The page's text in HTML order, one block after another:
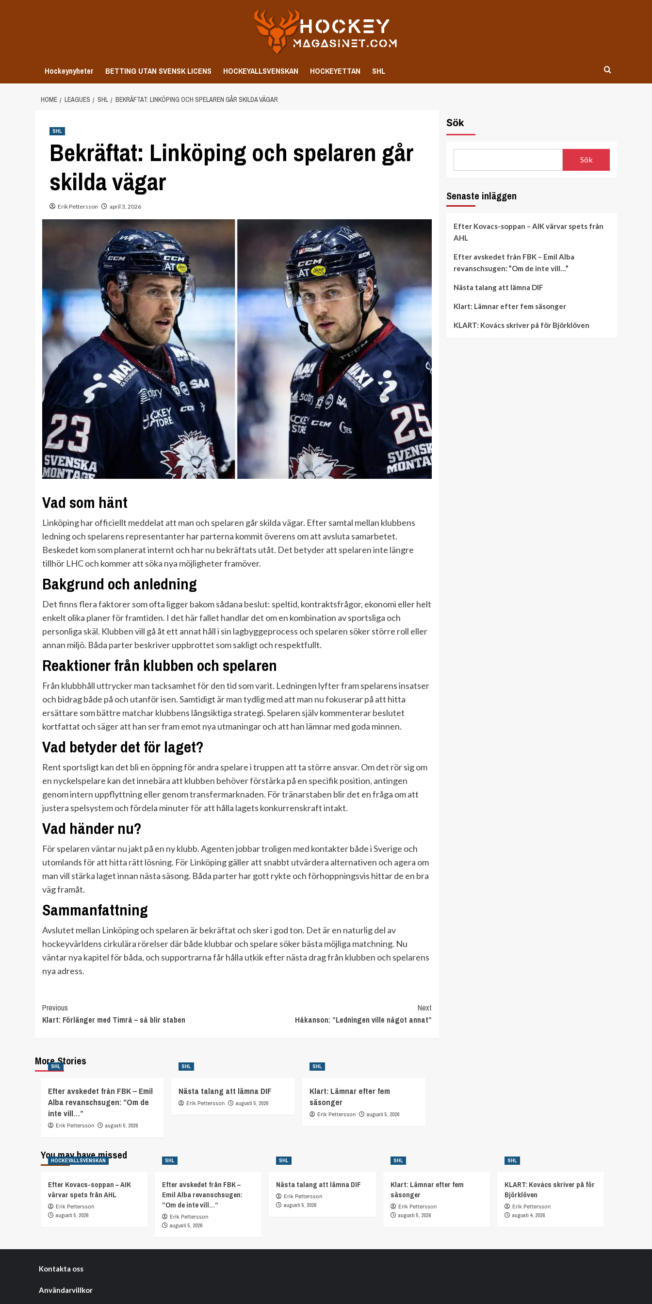
Hockeynyheter BETTING UTAN SVENSK LICENS HOCKEYALLSVENSKAN HOCKEYETTAN SHL
HOME LEAGUES SHL BEKRÄFTAT: LINKÖPING OCH SPELAREN GÅR SKILDA VÄGAR
SHL
Bekräftat: Linköping och spelaren går
skilda vägar
Erik Pettersson april 3, 2026
Vad som hänt
Linköping har officiellt meddelat att man och spelaren går skilda vägar. Efter samtal mellan klubbens
ledning och spelarens representanter har parterna kommit överens om att avsluta samarbetet.
Beskedet kom som planerat internt och har nu bekräftats utåt. Det betyder att spelaren inte längre
tillhör LHC och kommer att söka nya möjligheter framöver.
Bakgrund och anledning
Det finns flera faktorer som ofta ligger bakom sådana beslut: speltid, kontraktsfrågor, ekonomi eller helt
enkelt olika planer för framtiden. I det här fallet handlar det om en kombination av sportsliga och
personliga skäl. Klubben vill gå åt ett annat håll i sin lagbyggeprocess och spelaren söker större roll eller
annan miljö. Båda parter beskriver uppbrottet som sakligt och respektfullt.
Reaktioner från klubben och spelaren
Från klubbhåll uttrycker man tacksamhet för den tid som varit. Ledningen lyfter fram spelarens insatser
och bidrag både på och utanför isen. Samtidigt är man tydlig med att man nu fokuserar på att hitta
ersättare som bättre matchar klubbens långsiktiga strategi. Spelaren själv kommenterar beslutet
kortfattat och säger att han ser fram emot nya utmaningar och att han lämnar med goda minnen.
Vad betyder det för laget?
Rent sportsligt kan det bli en öppning för andra spelare i truppen att ta större ansvar. Om det rör sig om
en nyckelspelare kan det innebära att klubben behöver förstärka på en specifik position, antingen
genom intern uppflyttning eller genom transfermarknaden. För tränarstaben blir det en fråga om att
justera spelsystem och fördela minuter för att hålla lagets konkurrenskraft intakt.
Vad händer nu?
För spelaren väntar nu jakt på en ny klubb. Agenten jobbar troligen med kontakter både i Sverige och
utomlands för att hitta rätt lösning. För Linköping gäller att snabbt utvärdera alternativen och agera om
man vill stärka laget innan nästa säsong. Båda parter har gott rykte och förhoppningsvis hittar de en bra
väg framåt.
Sammanfattning
Avslutet mellan Linköping och spelaren är bekräftat och sker i god ton. Det är en naturlig del av
hockeyvärldens cirkulära rörelser där både klubbar och spelare söker bästa möjliga matchning. Nu
väntar nya kapitel för båda, och supportrarna får hålla utkik efter nästa drag från klubben och spelarens
nya adress.
Continue
Reading
Previous
Klart: Förlänger med Timrå – så blir staben
Next
Håkanson: ”Ledningen ville något annat”
More Stories
SHL
Efter avskedet från FBK – Emil
Alba revanschsugen: ”Om de
inte vill…”
Erik Pettersson augusti 5, 2026
SHL
Nästa talang att lämna DIF
Erik Pettersson augusti 5, 2026
SHL
Klart: Lämnar efter fem
säsonger
Erik Pettersson augusti 5, 2026
Sök
Sök
Senaste inläggen
Efter Kovacs-soppan – AIK värvar spets från
AHL
Efter avskedet från FBK – Emil Alba
revanschsugen: ”Om de inte vill…”
Nästa talang att lämna DIF
Klart: Lämnar efter fem säsonger
KLART: Kovács skriver på för Björklöven
You may have missed
HOCKEYALLSVENSKAN
Efter Kovacs-soppan – AIK
värvar spets från AHL
Erik Pettersson
augusti 5, 2026
SHL
Efter avskedet från FBK –
Emil Alba revanschsugen:
”Om de inte vill…”
Erik Pettersson
augusti 5, 2026
SHL
Nästa talang att lämna DIF
Erik Pettersson
augusti 5, 2026
SHL
Klart: Lämnar efter fem
säsonger
Erik Pettersson
augusti 5, 2026
SHL
KLART: Kovács skriver på för
Björklöven
Erik Pettersson
augusti 4, 2026
Kontakta oss
Användarvillkor